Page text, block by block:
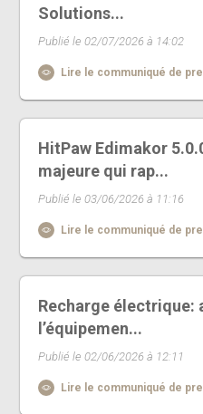
Solutions...
Publié le 02/07/2026 à 14:02
Lire le communiqué de
HitPaw Edimakor
majeure qui rap...
Publié le 03/06/2026 à 11:16
Lire le communiqué de
Recharge électrique:
l’équipemen...
Publié le 02/06/2026 à 12:11
Lire le communiqué de